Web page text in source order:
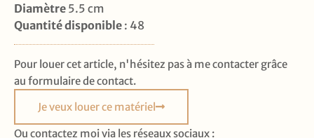
Diamètre 5.5 cm
Quantité disponible : 48
Pour louer cet article, n'hésitez pas à me contacter grâce
au formulaire de contact.
Je veux louer ce matériel
Ou contactez moi via les réseaux sociaux :